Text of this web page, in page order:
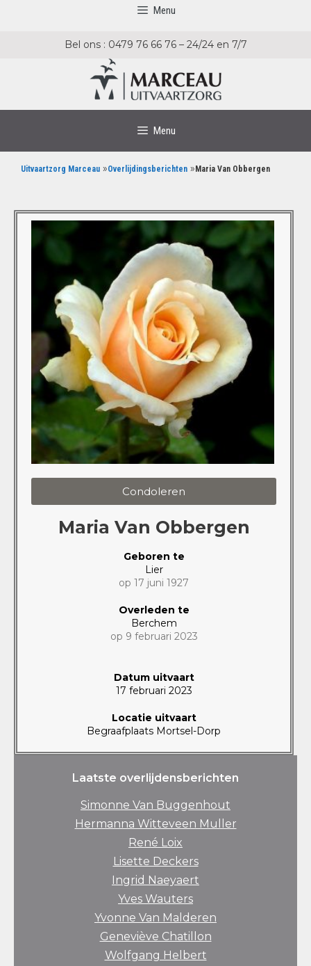
Menu
Bel ons : 0479 76 66 76 – 24/24 en 7/7
Menu
Uitvaartzorg Marceau »Overlijdingsberichten »Maria Van Obbergen
Condoleren
Maria Van Obbergen
Geboren te
Lier
op 17 juni 1927
Overleden te
Berchem
op 9 februari 2023
Datum uitvaart
17 februari 2023
Locatie uitvaart
Begraafplaats Mortsel-Dorp
Laatste overlijdensberichten
Simonne Van Buggenhout
Hermanna Witteveen Muller
René Loix
Lisette Deckers
Ingrid Naeyaert
Yves Wauters
Yvonne Van Malderen
Geneviève Chatillon
Wolfgang Helbert